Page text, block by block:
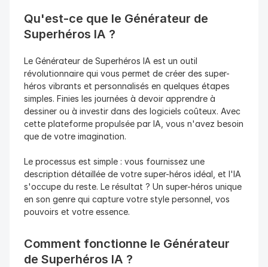
Qu'est-ce que le Générateur de
Superhéros IA ?
Le Générateur de Superhéros IA est un outil
révolutionnaire qui vous permet de créer des super-
héros vibrants et personnalisés en quelques étapes
simples. Finies les journées à devoir apprendre à
dessiner ou à investir dans des logiciels coûteux. Avec
cette plateforme propulsée par IA, vous n'avez besoin
que de votre imagination.
Le processus est simple : vous fournissez une
description détaillée de votre super-héros idéal, et l'IA
s'occupe du reste. Le résultat ? Un super-héros unique
en son genre qui capture votre style personnel, vos
pouvoirs et votre essence.
Comment fonctionne le Générateur
de Superhéros IA ?